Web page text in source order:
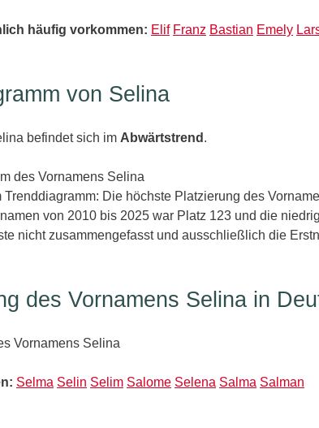
häufig vorkommen: Elif Franz Bastian Emely
von Selina
befindet sich im Abwärtstrend .
Trenddiagramm: Die höchste Platzierung des
von 2010 bis 2025 war Platz 123 und die
nicht zusammengefasst und ausschließlich die
des Vornamens Selina in
Selma Selin Selim Salome Selena Salma Salman